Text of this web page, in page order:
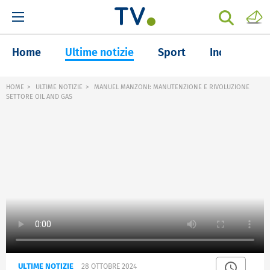
Home Ultime notizie Sport Inchieste
HOME ULTIME NOTIZIE
MANUEL MANZONI: MANUTENZIONE E RIVOLUZIONE
SETTORE OIL AND GAS
ULTIME NOTIZIE 28 OTTOBRE 2024